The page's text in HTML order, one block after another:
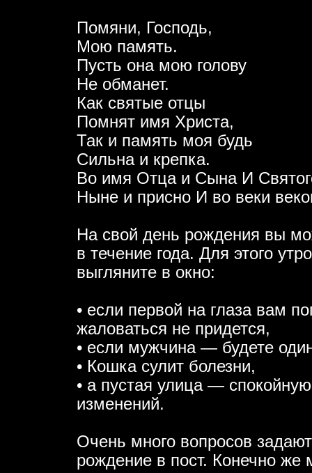
Помяни, Господь,
Мою память.
Пусть она мою голову
Не обманет.
Как святые отцы
Помнят имя Христа,
Так и память моя будь
Сильна и крепка.
Во имя Отца и Сына И
Ныне и присно И во веки
На свой день рождения вы
в течение года. Для этого
выгляните в окно:
• если первой на глаза вам
жаловаться не придется,
• если мужчина — будете
• Кошка сулит болезни,
• а пустая улица —
изменений.
Очень много вопросов
рождение в пост. Конечно